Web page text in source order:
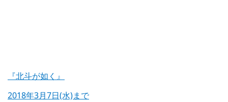
『北斗が如く』
2018年3月7日(水)まで